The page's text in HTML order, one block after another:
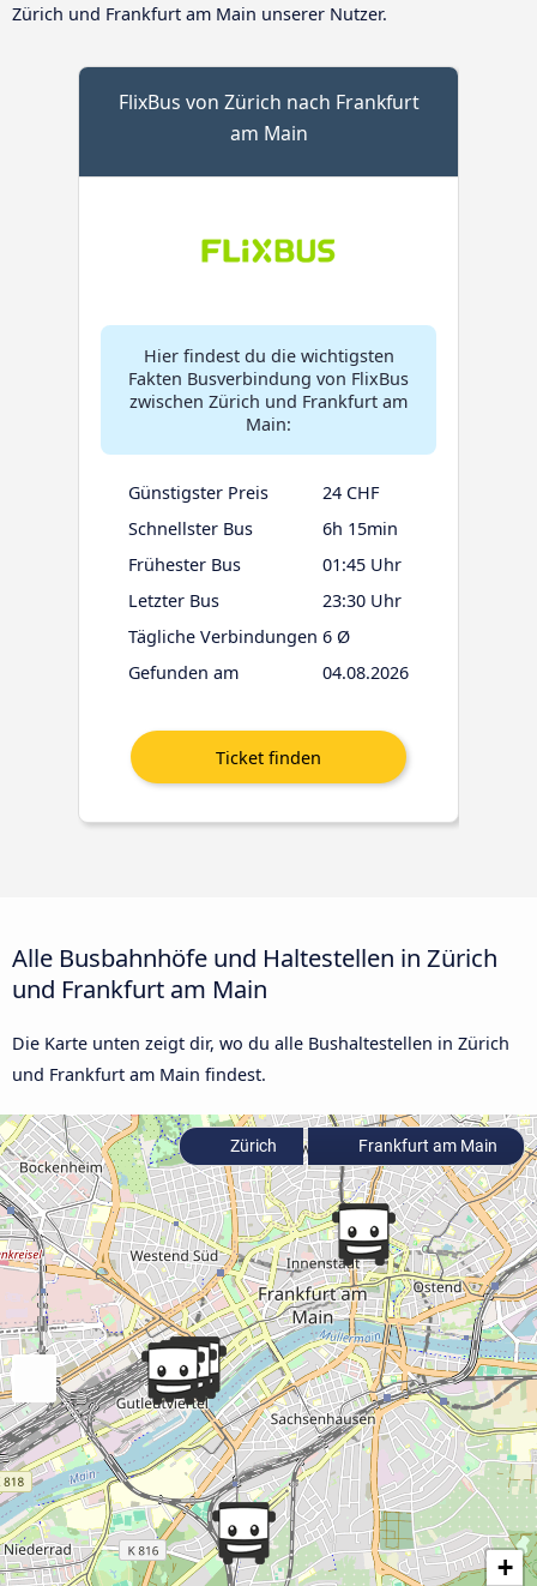
Zürich und Frankfurt am Main unserer Nutzer.
FlixBus von Zürich nach Frankfurt
am Main
Hier findest du die wichtigsten
Fakten Busverbindung von FlixBus
zwischen Zürich und Frankfurt am
Main:
Günstigster Preis
24 CHF
Schnellster Bus
6h 15min
Frühester Bus
01:45 Uhr
Letzter Bus
23:30 Uhr
Tägliche Verbindungen 6 Ø
Gefunden am
04.08.2026
Alle Busbahnhöfe und Haltestellen in Zürich
und Frankfurt am Main
Die Karte unten zeigt dir, wo du alle Bushaltestellen in Zürich
und Frankfurt am Main findest.
+
Zürich Frankfurt am Main